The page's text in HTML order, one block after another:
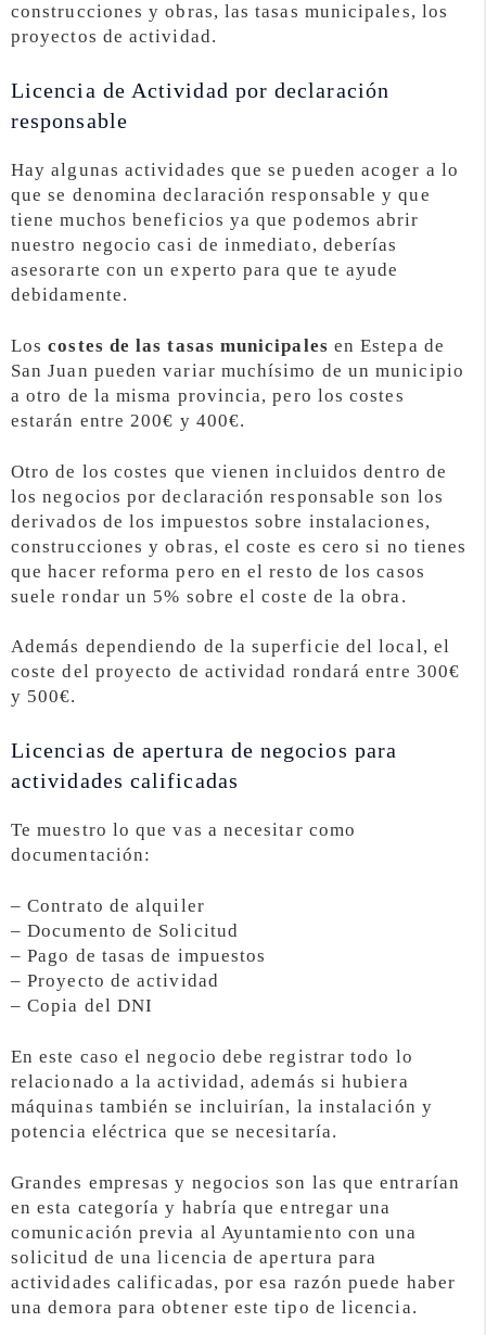
construcciones y obras, las tasas municipales, los
proyectos de actividad.
Licencia de Actividad por declaración
responsable
Hay algunas actividades que se pueden acoger a lo
que se denomina declaración responsable y que
tiene muchos beneficios ya que podemos abrir
nuestro negocio casi de inmediato, deberías
asesorarte con un experto para que te ayude
debidamente.
Loscostes de las tasas municipales en Estepa de
San Juan pueden variar muchísimo de un municipio
a otro de la misma provincia, pero los costes
estarán entre 200€ y 400€.
Otro de los costes que vienen incluidos dentro de
los negocios por declaración responsable son los
derivados de los impuestos sobre instalaciones,
construcciones y obras, el coste es cero si no tienes
que hacer reforma pero en el resto de los casos
suele rondar un 5% sobre el coste de la obra.
Además dependiendo de la superficie del local, el
coste del proyecto de actividad rondará entre 300€
y 500€.
Licencias de apertura de negocios para
actividades calificadas
Te muestro lo que vas a necesitar como
documentación:
– Contrato de alquiler
– Documento de Solicitud
– Pago de tasas de impuestos
– Proyecto de actividad
– Copia del DNI
En este caso el negocio debe registrar todo lo
relacionado a la actividad, además si hubiera
máquinas también se incluirían, la instalación y
potencia eléctrica que se necesitaría.
Grandes empresas y negocios son las que entrarían
en esta categoría y habría que entregar una
comunicación previa al Ayuntamiento con una
solicitud de una licencia de apertura para
actividades calificadas, por esa razón puede haber
una demora para obtener este tipo de licencia.